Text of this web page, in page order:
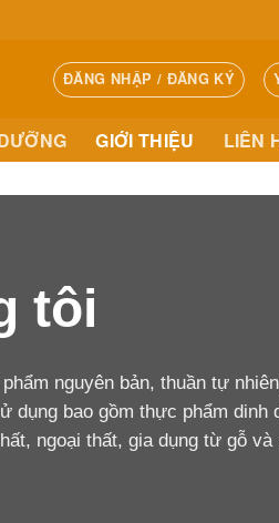
ĐĂNG NHẬP / ĐĂNG KÝ
GIỚI THIỆU LIÊN
tôi
nguyên bản, thuần tự
bao gồm thực phẩm dinh
ngoại thất, gia dụng từ gỗ và